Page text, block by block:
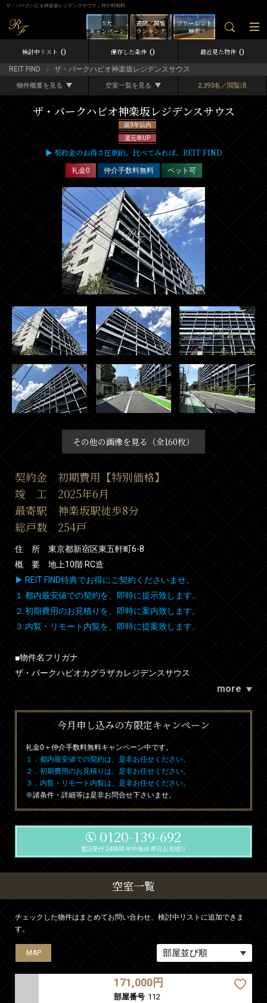
ザ・パークハビオ神楽坂レジデンスサウス｜仲介料無料
フリーレント
検索
週間／閲覧
ランキング
5大
キャンペーン
検討中リスト 0 保存した条件 0 最近見た物件 0
REIT FIND ザ・パークハビオ神楽坂レジデンスサウス
物件概要を見る 空室一覧を見る 2,393名／閲覧済
ザ・パークハビオ神楽坂レジデンスサウス
築3年以内
還元率UP
▶ 契約金のお得さ圧倒的。比べてみれば、REIT FIND
礼金0 仲介手数料無料 ペット可
その他の画像を見る（全160枚）
契約金 初期費用【特別価格】
竣 工 2025年6月
最寄駅 神楽坂駅徒歩8分
総戸数 254戸
住 所 東京都新宿区東五軒町6-8
概 要 地上10階 RC造
▶ REIT FIND特典でお得にご契約くださいませ。
１.都内最安値での契約を、即時に提示致します。
２.初期費用のお見積りを、即時に案内致します。
３.内覧・リモート内覧を、即時に提案致します。
■物件名フリガナ
ザ・パークハビオカグラザカレジデンスサウス
more
今月申し込みの方限定キャンペーン
礼金0 ＋仲介手数料無料キャンペーン中です。
１．都内最安値での契約は、是非お任せください。
２．初期費用のお見積りは、是非お任せください。
３．内覧・リモート内覧は、是非お任せください。
※諸条件・詳細等は是非お問合せ下さいませ。
0120-139-692
電話受付 24時間 年中無休 即日お見積り
空室一覧
チェックした物件はまとめてお問い合わせ、検討中リストに追加できま
す。
MAP
171,000円
部屋番号 112
MAP
MAP
MAP
MAP